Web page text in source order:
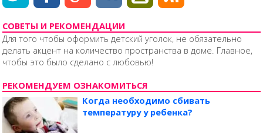
СОВЕТЫ И РЕКОМЕНДАЦИИ
Для того чтобы оформить детский уголок, не обязательно
делать акцент на количество пространства в доме. Главное,
чтобы это было сделано с любовью!
РЕКОМЕНДУЕМ ОЗНАКОМИТЬСЯ
Когда необходимо сбивать
температуру у ребенка?